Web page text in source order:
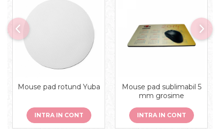
Mouse pad rotund Yuba
INTRA IN CONT
Mouse pad sublimabil 5
mm grosime
INTRA IN CONT